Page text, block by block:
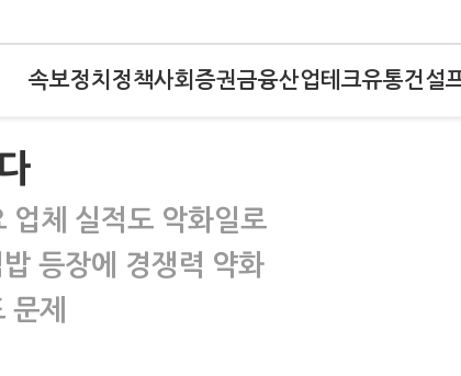
속보정치 정책사회 증권금융산업테크유통건설
체 실적도 악화일로
등장에 경쟁력 약화
제